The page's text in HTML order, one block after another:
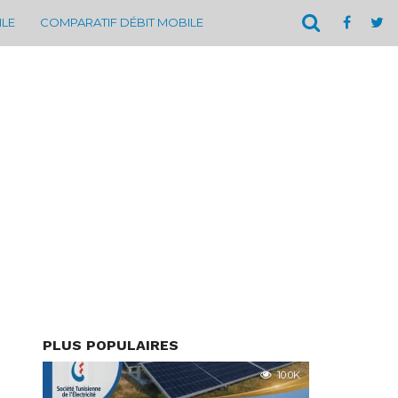
COMPARATIF DÉBIT MOBILE
PLUS POPULAIRES
10.0K